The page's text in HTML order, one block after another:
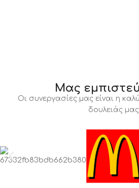
Μας
Οι συνεργασίες μας είναι η
δουλειάς μας